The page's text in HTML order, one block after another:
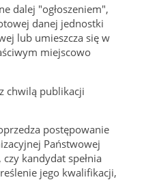
dalej "ogłoszeniem",
danej jednostki
lub umieszcza się w
miejscowo
chwilą publikacji
postępowanie
Państwowej
kandydat spełnia
jego kwalifikacji,